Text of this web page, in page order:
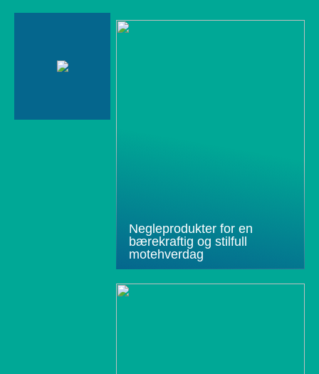
Negleprodukter for en
bærekraftig og stilfull
motehverdag